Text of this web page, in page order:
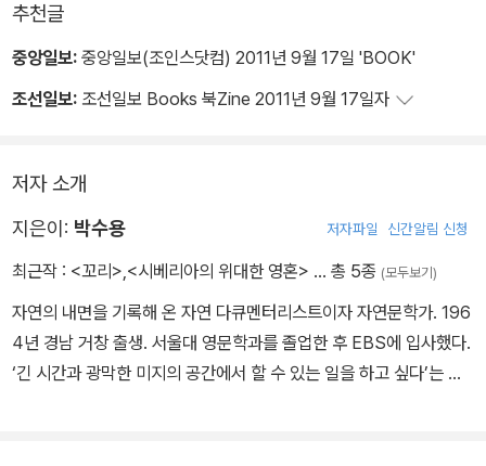
추천글
중앙일보: 중앙일보(조인스닷컴) 2011년 9월 17일 'BOOK'
조선일보: 조선일보 Books 북Zine 2011년 9월 17일자
저자 소개
지은이: 박수용 저자파일 신간알림 신청
최근작 : <꼬리>,<시베리아의 위대한 영혼> … 총 5종 (모두보기)
자연의 내면을 기록해 온 자연 다큐멘터리스트이자 자연문학가. 196
4년 경남 거창 출생. 서울대 영문학과를 졸업한 후 EBS에 입사했다.
‘긴 시간과 광막한 미지의 공간에서 할 수 있는 일을 하고 싶다’는 마